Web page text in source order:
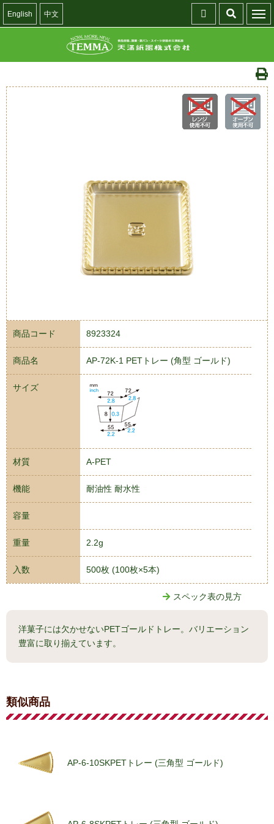
English 中文
商品コード 8923324
商品名 AP-72K-1 PETトレー (角型 ゴールド)
サイズ
材質 A-PET
機能 耐油性 耐水性
容量
重量 2.2g
入数 500枚 (100枚×5本)
スペック表の見方
洋菓子には欠かせないPETゴールドトレー。バリエーション
豊富に取り揃えています。
類似商品
AP-6-10SKPETトレー (三角型 ゴールド)